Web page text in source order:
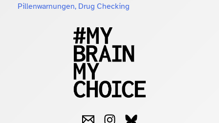
Pillenwarnungen, Drug Checking